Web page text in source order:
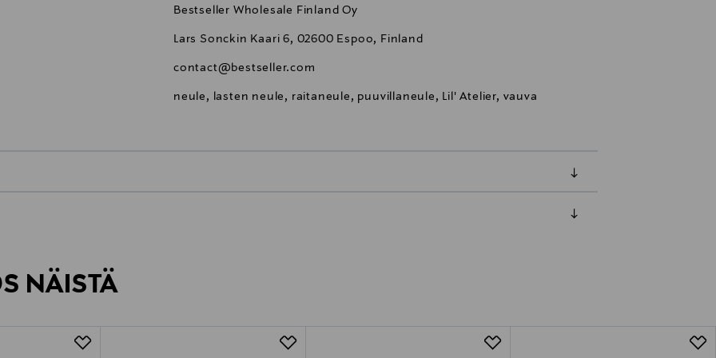
Bestseller Wholesale Finland Oy
Lars Sonckin Kaari 6, 02600 Espoo, Finland
contact@bestseller.com
neule, lasten neule, raitaneule, puuvillaneule, Lil' Atelier, vauva
Alk. 6,90 €, kun toimitus on saatavilla valittuun osoitteeseen.
NÄISTÄ